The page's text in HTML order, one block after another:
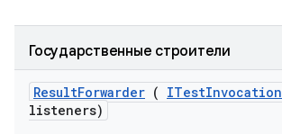
Государственные строители
ResultForwarder ( ITestInvocation
listeners)